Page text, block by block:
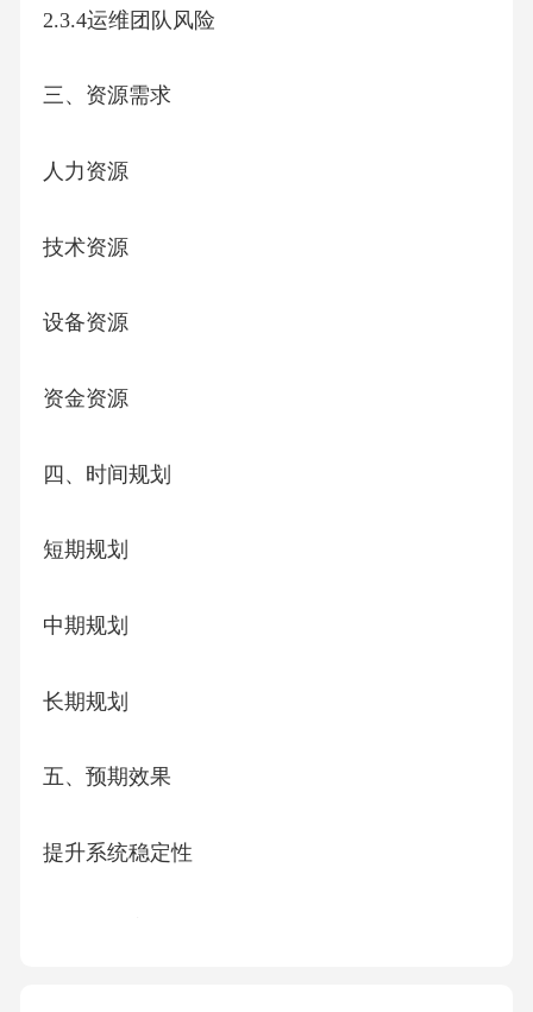
2.3.4运维团队风险
三、资源需求
人力资源
技术资源
设备资源
资金资源
四、时间规划
短期规划
中期规划
长期规划
五、预期效果
提升系统稳定性